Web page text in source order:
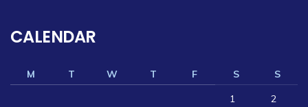
CALENDAR
M T W T F S
S
1
2